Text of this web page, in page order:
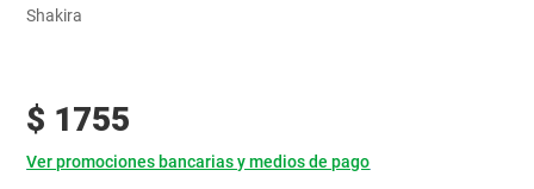
Shakira
$ 1755
Ver promociones bancarias y medios de pago